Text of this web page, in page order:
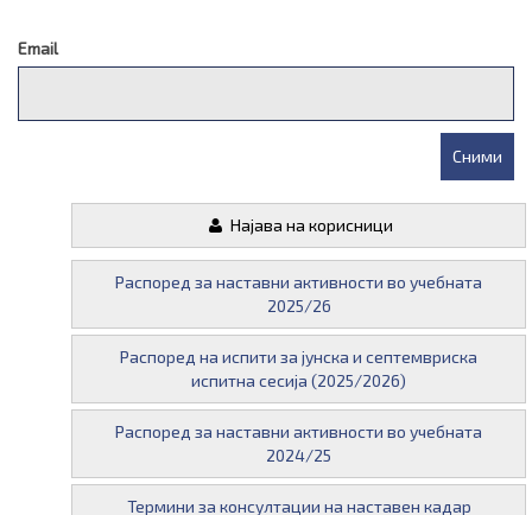
Email
Најава на корисници
Распоред за наставни активности во учебната
2025/26
Распоред на испити за јунска и септемвриска
испитна сесија (2025/2026)
Распоред за наставни активности во учебната
2024/25
Термини за консултации на наставен кадар